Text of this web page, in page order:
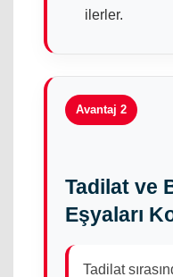
ilerler.
Avantaj 2
Tadilat ve
Eşyaları
Tadilat